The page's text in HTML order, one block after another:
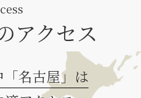
アクセス
名古屋」は